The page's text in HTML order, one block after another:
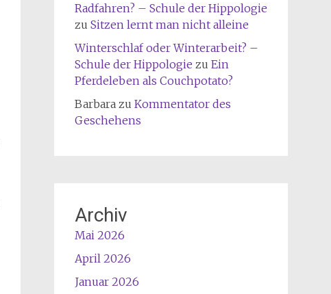
Radfahren? – Schule der Hippologie
zu Sitzen lernt man nicht alleine
Winterschlaf oder Winterarbeit? –
Schule der Hippologie zu Ein
Pferdeleben als Couchpotato?
Barbarazu Kommentator des
Geschehens
Archiv
Mai 2026
April 2026
Januar 2026